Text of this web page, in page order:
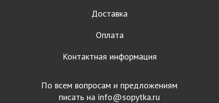
Доставка
Оплата
Контактная информация
По всем вопросам и предложениям
писать на info@sopytka.ru